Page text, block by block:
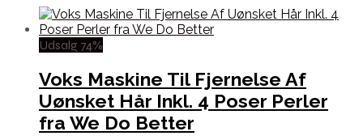
Udsalg 74%
Voks Maskine Til Fjernelse Af
Uønsket Hår Inkl. 4 Poser Perler
fra We Do Better